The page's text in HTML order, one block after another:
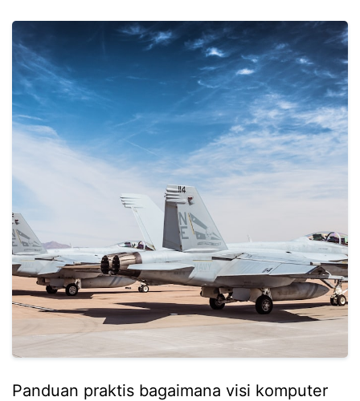
Panduan praktis bagaimana visi komputer